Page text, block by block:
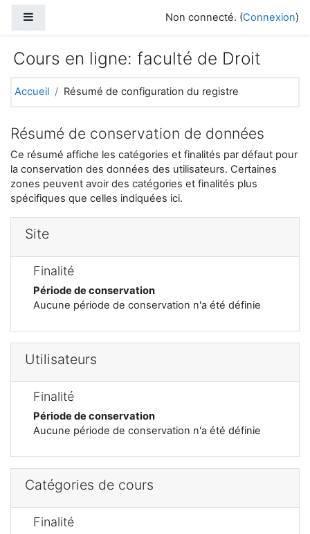
Non connecté. (Connexion)
Cours en ligne: faculté de Droit
Accueil Résumé de configuration du registre
Résumé de conservation de données
Ce résumé affiche les catégories et finalités par défaut pour
la conservation des données des utilisateurs. Certaines
zones peuvent avoir des catégories et finalités plus
spécifiques que celles indiquées ici.
Site
Finalité
Période de conservation
Aucune période de conservation n'a été définie
Utilisateurs
Finalité
Période de conservation
Aucune période de conservation n'a été définie
Catégories de cours
Finalité